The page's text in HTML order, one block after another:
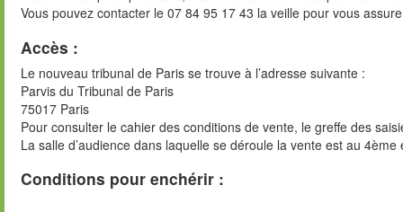
Vous pouvez contacter le 07 84 95 17 43 la veille pour vous
Accès :
Le nouveau tribunal de Paris se trouve à l’adresse suivante :
Parvis du Tribunal de Paris
75017 Paris
Pour consulter le cahier des conditions de vente, le greffe des
La salle d’audience dans laquelle se déroule la vente est au 4ème
Conditions pour enchérir :